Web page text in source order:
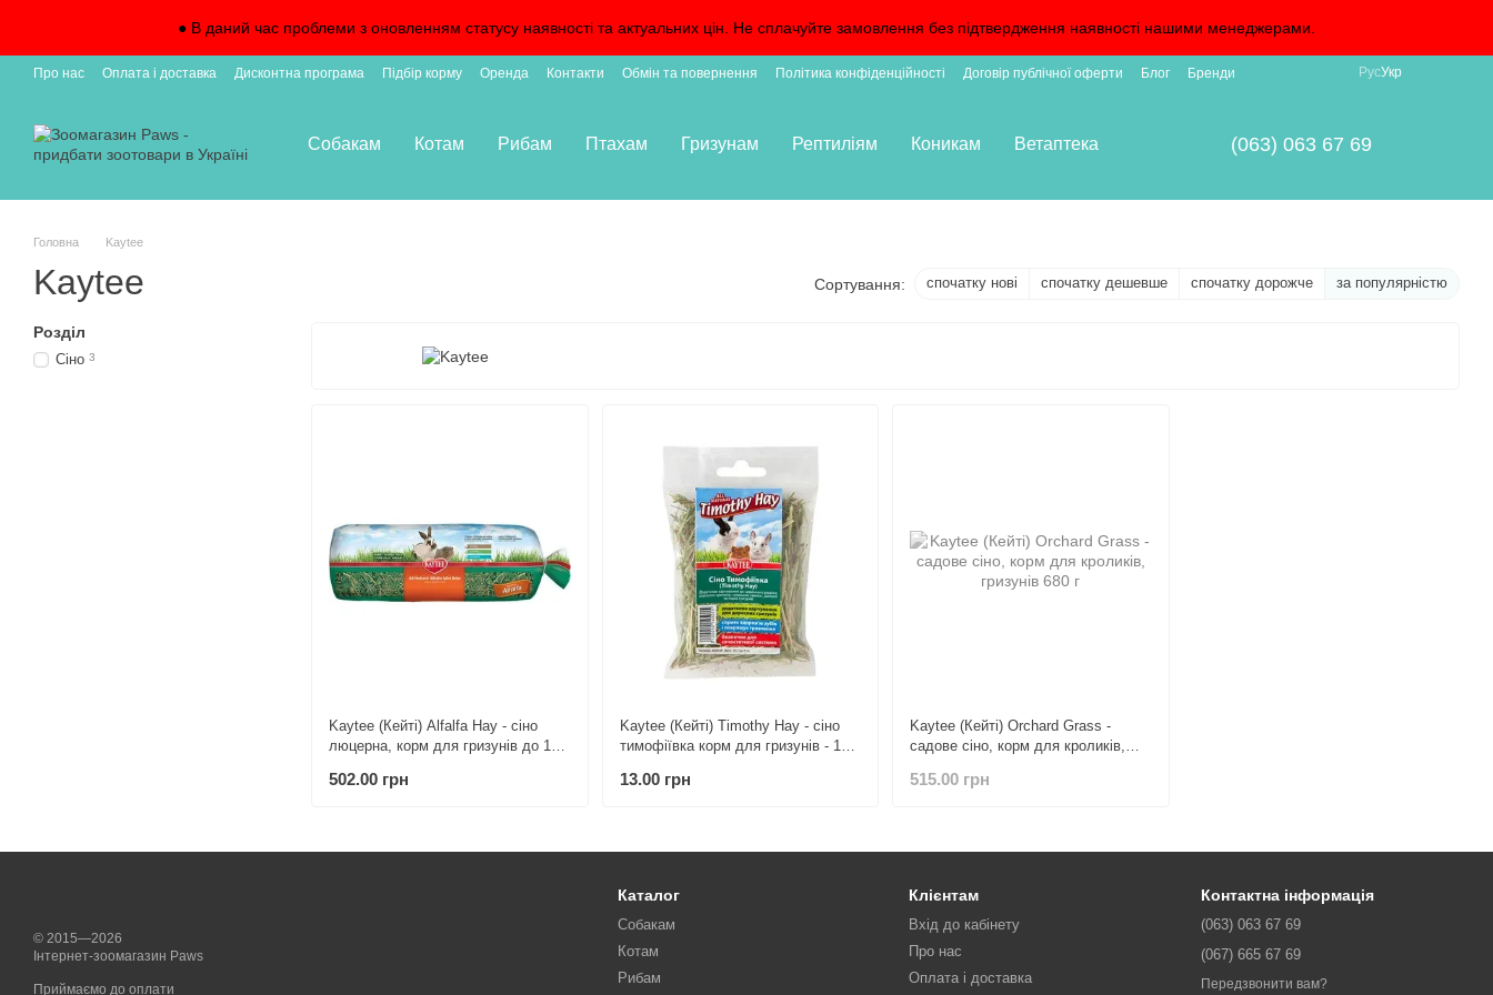
● В даний час проблеми з оновленням статусу наявності та актуальних цін. Не сплачуйте замовлення без підтвердження наявності нашими менеджерами.
Про нас Оплата і доставка Дисконтна програма Підбір корму Оренда Контакти Обмін та повернення Політика конфіденційності Договір публічної оферти Блог
Бренди
РусУкр
Собакам Котам Рибам Птахам Гризунам Рептиліям Коникам Ветаптека (063) 063 67 69
Головна Kaytee
Kaytee Сортування: спочатку нові спочатку дешевше спочатку дорожче за популярністю
Kaytee (Кейті) Alfalfa Hay - сіно
люцерна, корм для гризунів до 1
680 г
502.00 грн
Kaytee (Кейті) Timothy Hay - сіно
тимофіївка корм для гризунів - 15
13.00 грн
Kaytee (Кейті) Orchard Grass -
садове сіно, корм для кроликів,
515.00 грн
Розділ
Сіно 3
© 2015—2026
Інтернет-зоомагазин Paws
Приймаємо до оплати
Каталог
Собакам
Котам
Рибам
Клієнтам
Вхід до кабінету
Про нас
Оплата і доставка
Контактна інформація
(063) 063 67 69
(067) 665 67 69
Передзвонити вам?